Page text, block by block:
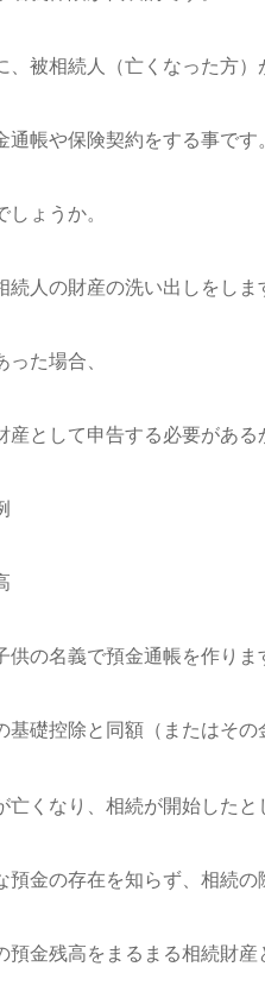
被相続人（亡くなった方）
帳や保険契約をする事です。
ょうか。
人の財産の洗い出しをしま
た場合、
として申告する必要があ
の名義で預金通帳を作りま
控除と同額（またはその
くなり、相続が開始したと
金の存在を知らず、相続の
残高をまるまる相続財産